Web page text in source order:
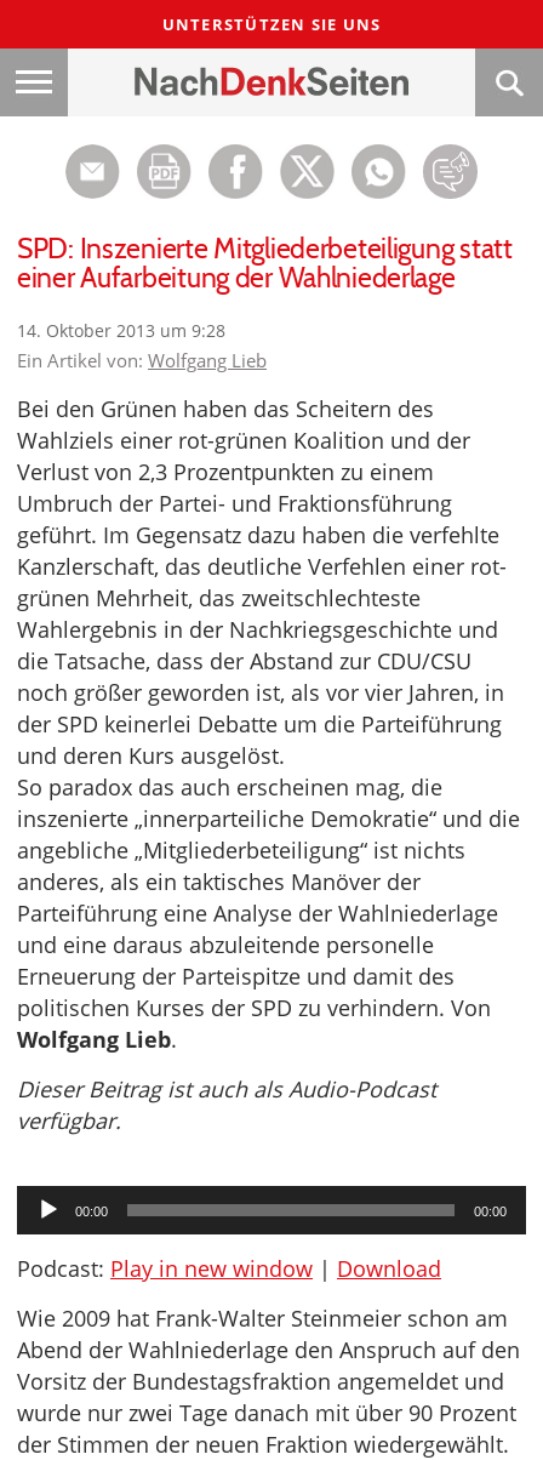
UNTERSTÜTZEN SIE UNS
SPD: Inszenierte Mitgliederbeteiligung statt
einer Aufarbeitung der Wahlniederlage
14. Oktober 2013 um 9:28
Ein Artikel von: Wolfgang Lieb
Bei den Grünen haben das Scheitern des
Wahlziels einer rot-grünen Koalition und der
Verlust von 2,3 Prozentpunkten zu einem
Umbruch der Partei- und Fraktionsführung
geführt. Im Gegensatz dazu haben die verfehlte
Kanzlerschaft, das deutliche Verfehlen einer rot-
grünen Mehrheit, das zweitschlechteste
Wahlergebnis in der Nachkriegsgeschichte und
die Tatsache, dass der Abstand zur CDU/CSU
noch größer geworden ist, als vor vier Jahren, in
der SPD keinerlei Debatte um die Parteiführung
und deren Kurs ausgelöst.
So paradox das auch erscheinen mag, die
inszenierte „innerparteiliche Demokratie“ und die
angebliche „Mitgliederbeteiligung“ ist nichts
anderes, als ein taktisches Manöver der
Parteiführung eine Analyse der Wahlniederlage
und eine daraus abzuleitende personelle
Erneuerung der Parteispitze und damit des
politischen Kurses der SPD zu verhindern. Von
Wolfgang Lieb.
Dieser Beitrag ist auch als Audio-Podcast
verfügbar.
Audio-
Player
00:00 00:00
Podcast: Play in new window | Download
Wie 2009 hat Frank-Walter Steinmeier schon am
Abend der Wahlniederlage den Anspruch auf den
Vorsitz der Bundestagsfraktion angemeldet und
wurde nur zwei Tage danach mit über 90 Prozent
der Stimmen der neuen Fraktion wiedergewählt.